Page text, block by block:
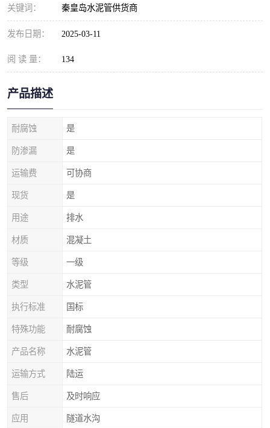
关键词： 秦皇岛水泥管供货商
发布日期： 2025-03-11
阅 读 量： 134
产品描述
耐腐蚀 是
防渗漏 是
运输费 可协商
现货 是
用途 排水
材质 混凝土
等级 一级
类型 水泥管
执行标准 国标
特殊功能 耐腐蚀
产品名称 水泥管
运输方式 陆运
售后 及时响应
应用 隧道水沟